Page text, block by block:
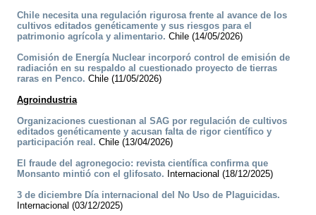
Chile necesita una regulación rigurosa frente al avance de los
cultivos editados genéticamente y sus riesgos para el
patrimonio agrícola y alimentario. Chile (14/05/2026)
Comisión de Energía Nuclear incorporó control de emisión de
radiación en su respaldo al cuestionado proyecto de tierras
raras en Penco. Chile (11/05/2026)
Agroindustria
Organizaciones cuestionan al SAG por regulación de cultivos
editados genéticamente y acusan falta de rigor científico y
participación real. Chile (13/04/2026)
El fraude del agronegocio: revista científica confirma que
Monsanto mintió con el glifosato. Internacional (18/12/2025)
3 de diciembre Día internacional del No Uso de Plaguicidas.
Internacional (03/12/2025)